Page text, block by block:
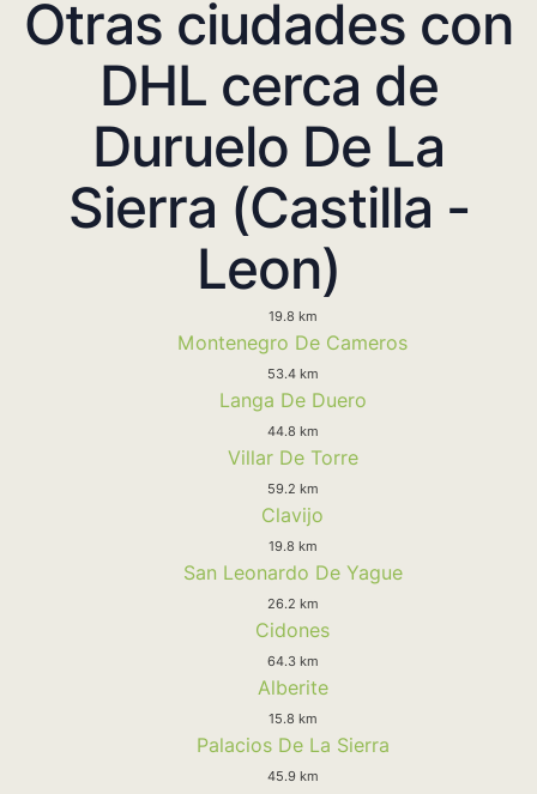
Otras ciudades con
DHL cerca de
Duruelo De La
Sierra (Castilla -
Leon)
19.8 km
Montenegro De Cameros
53.4 km
Langa De Duero
44.8 km
Villar De Torre
59.2 km
Clavijo
19.8 km
San Leonardo De Yague
26.2 km
Cidones
64.3 km
Alberite
15.8 km
Palacios De La Sierra
45.9 km